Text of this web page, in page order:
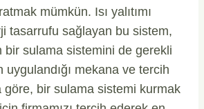
mümkün. Isı yalıtımı
tasarrufu sağlayan bu sistem,
bir sulama sistemini de gerekli
uygulandığı mekana ve tercih
göre, bir sulama sistemi kurmak